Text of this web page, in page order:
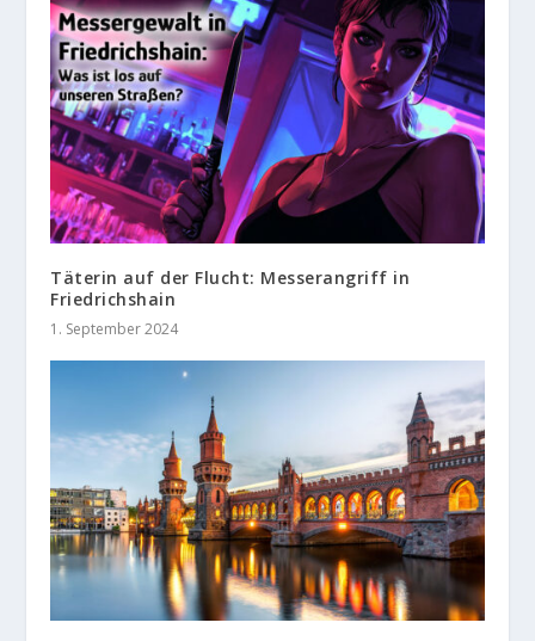
Täterin auf der Flucht: Messerangriff in
Friedrichshain
1. September 2024